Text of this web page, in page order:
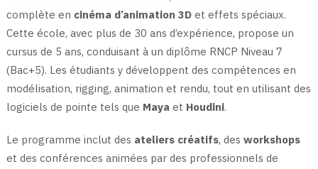
complète en cinéma d’animation 3Det effets spéciaux.
Cette école, avec plus de 30 ans d’expérience, propose un
cursus de 5 ans, conduisant à un diplôme RNCP Niveau 7
(Bac+5). Les étudiants y développent des compétences en
modélisation, rigging, animation et rendu, tout en utilisant des
logiciels de pointe tels que Maya et Houdini.
Le programme inclut des ateliers créatifs, des workshops
et des conférences animées par des professionnels de